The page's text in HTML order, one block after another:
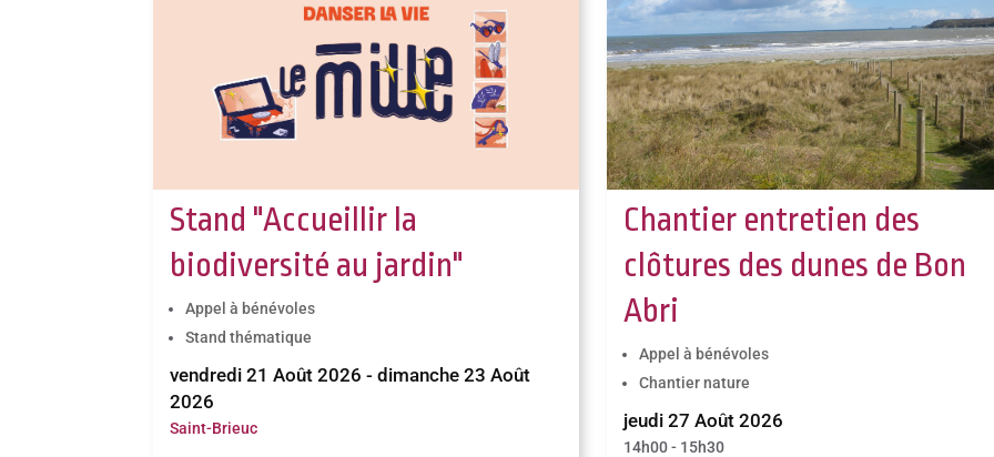
Stand "Accueillir la
biodiversité au jardin"
Appel à bénévoles
Stand thématique
vendredi 21 Août 2026 - dimanche 23 Août
2026
Saint-Brieuc
Chantier entretien des
clôtures des dunes de Bon
Abri
Appel à bénévoles
Chantier nature
jeudi 27 Août 2026
14h00 - 15h30